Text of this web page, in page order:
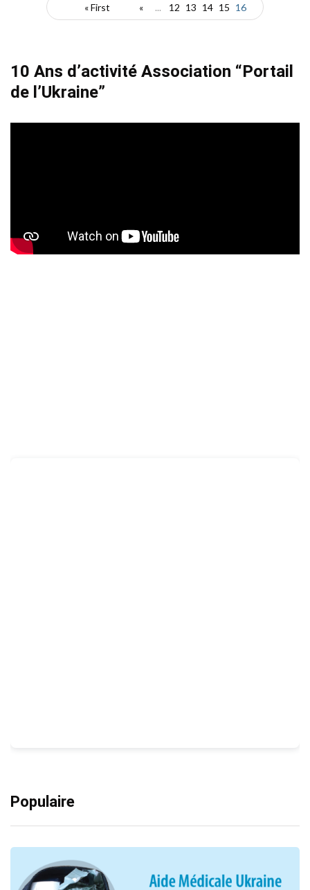
« First « ... 12 13 14 15 16
10 Ans d’activité Association “Portail
de l’Ukraine”
Populaire